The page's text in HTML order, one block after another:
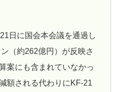
日に国会本会議を通過し
（約262億円）が反映さ
案にも含まれていなかっ
額される代わりにKF-21